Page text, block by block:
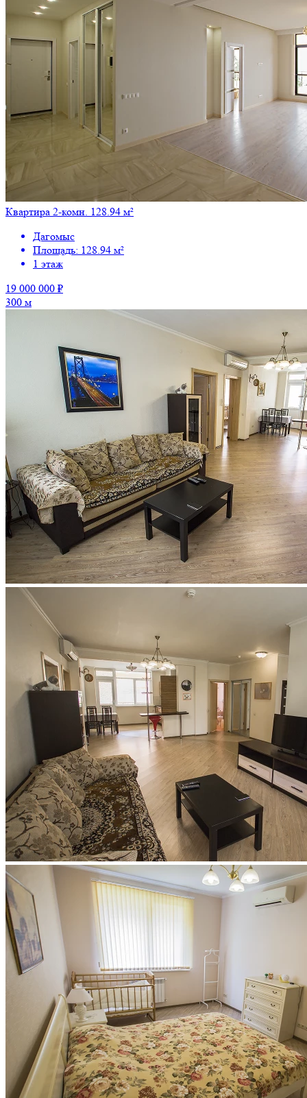
Квартира 2-комн. 128.94 м²
Дагомыс
Площадь: 128.94 м²
1 этаж
19 000 000 ₽
300 м